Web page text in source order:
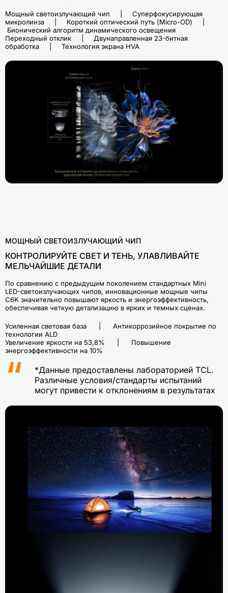
Мощный светоизлучающий чип | Суперфокусирующая
микролинза | Короткий оптический путь (Micro-OD) |
Бионический алгоритм динамического освещения
Переходный отклик | Двунаправленная 23-битная
обработка | Технология экрана HVA
МОЩНЫЙ СВЕТОИЗЛУЧАЮЩИЙ ЧИП
КОНТРОЛИРУЙТЕ СВЕТ И ТЕНЬ, УЛАВЛИВАЙТЕ
МЕЛЬЧАЙШИЕ ДЕТАЛИ
По сравнению с предыдущим поколением стандартных Mini
LED-светоизлучающих чипов, инновационные мощные чипы
C6K значительно повышают яркость и энергоэффективность,
обеспечивая четкую детализацию в ярких и темных сценах.
Усиленная световая база | Антикоррозийное покрытие по
технологии ALD
Увеличение яркости на 53,8% | Повышение
энергоэффективности на 10%
*Данные предоставлены лабораторией TCL.
Различные условия/стандарты испытаний
могут привести к отклонениям в результатах